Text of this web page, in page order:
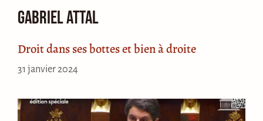
Gabriel Attal
Droit dans ses bottes et bien à droite
31 janvier 2024